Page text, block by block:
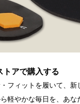
トアで購入する
フィットを履いて、新
軽やかな毎日を、あな